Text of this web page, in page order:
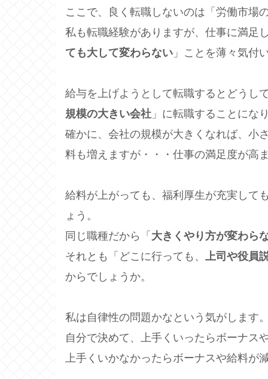
ここで、良く転職しないのは「労働市場
私も転職経験がありますが、仕事に満足
ても大して変わらない 」ことを薄々気付
給与を上げようとして転職するとどうし
規模の大きい会社 」に転職することにな
確かに、会社の規模が大きくなれば、小
料も増えますが・・・仕事の満足度が高
給料が上がっても、福利厚生が充実して
ょう。
同じ職種だから「 大きくやり方が変わら
それとも「どこに行っても、 上司や役員
からでしょうか。
私は自律性の問題かなという気がします
自分で決めて、上手くいったらボーナス
上手くいかなかったらボーナスや給料が